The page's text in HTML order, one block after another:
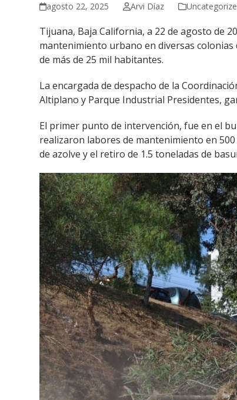
agosto 22, 2025 Arvi Díaz
Tijuana, Baja California, a 22 de agosto de
mantenimiento urbano en diversas colonias
de más de 25 mil habitantes.
La encargada de despacho de la
Altiplano y Parque Industrial Presidentes,
El primer punto de intervención, fue en el
realizaron labores de mantenimiento en
de azolve y el retiro de 1.5 toneladas de